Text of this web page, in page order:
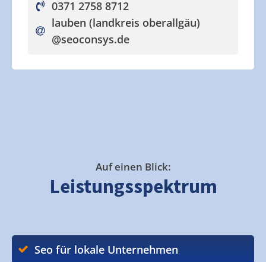
0371 2758 8712
lauben (landkreis oberallgäu)
@seoconsys.de
Auf einen Blick:
Leistungsspektrum
Seo für lokale Unternehmen